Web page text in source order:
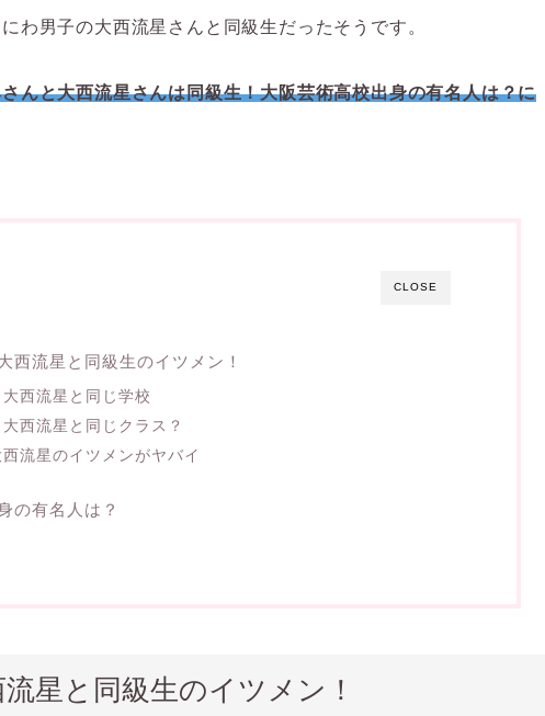
わ男子の大西流星さんと同級生だったそうです。
んと大西流星さんは同級生！大阪芸術高校出身の有名人は？に
CLOSE
西流星と同級生のイツメン！
大西流星と同じ学校
大西流星と同じクラス？
流星のイツメンがヤバイ
の有名人は？
星と同級生のイツメン！